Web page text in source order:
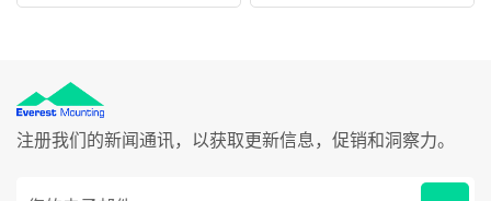
注册我们的新闻通讯，以获取更新信息，促销和洞察力。